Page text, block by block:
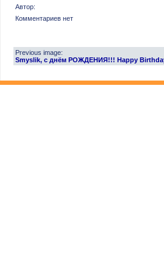
Автор:
Комментариев нет
Previous image:
Smyslik, с днём РОЖДЕНИЯ!!! Happy